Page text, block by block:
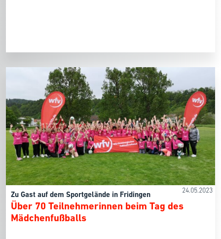
24.05.2023
Zu Gast auf dem Sportgelände in Fridingen
Über 70 Teilnehmerinnen beim Tag des
Mädchenfußballs